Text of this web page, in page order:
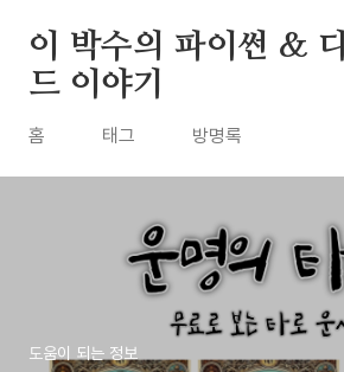
이 박수의 파이썬 &
드 이야기
홈 태그 방명록
도움이 되는 정보